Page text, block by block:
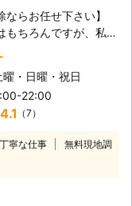
と、シロアリが潜んで
ざいます。「白ありか
ら、まず一度ご連絡を
雨漏り修理
おります】 株式会社
、雨漏り修理にも力を
。施工経験27年の熟
り修理も、スムーズに
ならお任せ下さい】
もちろんですが、私達
ズミなどの衛生害虫・
が豊富です。シロアリ
大切な資産である家を
は一刻も早い対応が必
シロアリ駆除はシロア
除が必要になります。
曜・日曜・祝日
22:00
4.1 （7）
寧な仕事
無料現地調